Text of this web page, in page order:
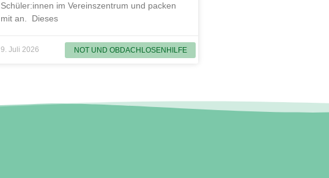
NOT UND OBDACHLOSENHILFE
Schüler:innen im Vereinszentrum und packen
mit an. Dieses
9. Juli 2026